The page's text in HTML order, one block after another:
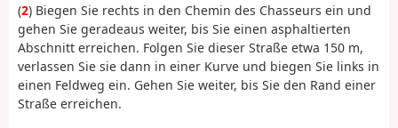
(2) Biegen Sie rechts in den Chemin des Chasseurs ein und
gehen Sie geradeaus weiter, bis Sie einen asphaltierten
Abschnitt erreichen. Folgen Sie dieser Straße etwa 150 m,
verlassen Sie sie dann in einer Kurve und biegen Sie links in
einen Feldweg ein. Gehen Sie weiter, bis Sie den Rand einer
Straße erreichen.